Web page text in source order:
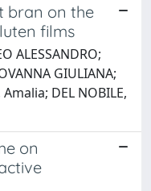
bran on the
films
ALESSANDRO;
GIULIANA;
DEL NOBILE,
on